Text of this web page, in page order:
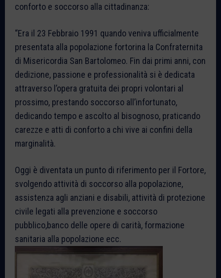
conforto e soccorso alla cittadinanza:
“Era il 23 Febbraio 1991 quando veniva ufficialmente
presentata alla popolazione fortorina la Confraternita
di Misericordia San Bartolomeo. Fin dai primi anni, con
dedizione, passione e professionalità si è dedicata
attraverso l’opera gratuita dei propri volontari al
prossimo, prestando soccorso all’infortunato,
dedicando tempo e ascolto al bisognoso, praticando
carezze e atti di conforto a chi vive ai confini della
marginalità.
Oggi è diventata un punto di riferimento per il Fortore,
svolgendo attività di soccorso alla popolazione,
assistenza agli anziani e disabili, attività di protezione
civile legati alla prevenzione e soccorso
pubblico,banco delle opere di carità, formazione
sanitaria alla popolazione ecc.